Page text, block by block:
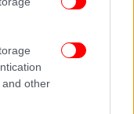
other